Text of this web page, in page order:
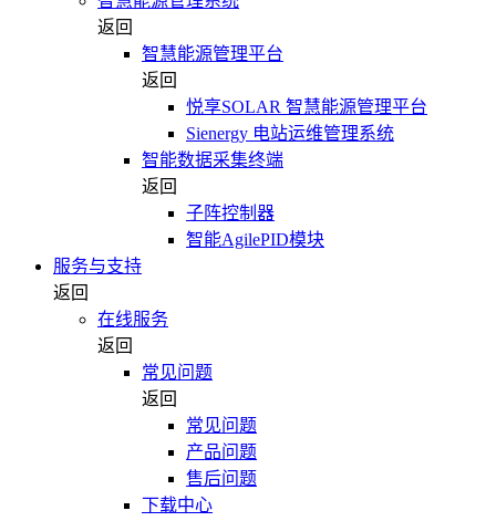
返回
智慧能源管理平台
返回
悦享SOLAR 智慧能源管理平台
Sienergy 电站运维管理系统
智能数据采集终端
返回
子阵控制器
智能AgilePID模块
服务与支持
返回
在线服务
返回
常见问题
返回
常见问题
产品问题
售后问题
下载中心